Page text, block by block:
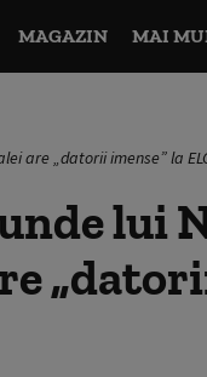
MAGAZIN MAI
are „datorii imense” la
lui